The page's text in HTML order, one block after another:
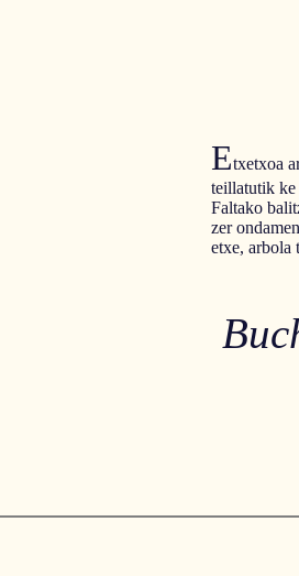
Etxetxoa
teillatutik ke
Faltako
zer ondamen
etxe, arbola